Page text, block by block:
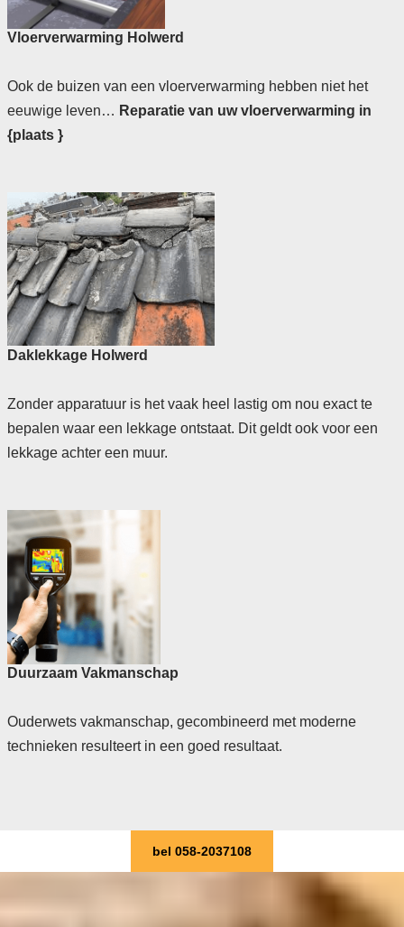
Vloerverwarming Holwerd
Ook de buizen van een vloerverwarming hebben niet het
eeuwige leven… Reparatie van uw vloerverwarming in
{plaats }
Daklekkage Holwerd
Zonder apparatuur is het vaak heel lastig om nou exact te
bepalen waar een lekkage ontstaat. Dit geldt ook voor een
lekkage achter een muur.
Duurzaam Vakmanschap
Ouderwets vakmanschap, gecombineerd met moderne
technieken resulteert in een goed resultaat.
bel 058-2037108